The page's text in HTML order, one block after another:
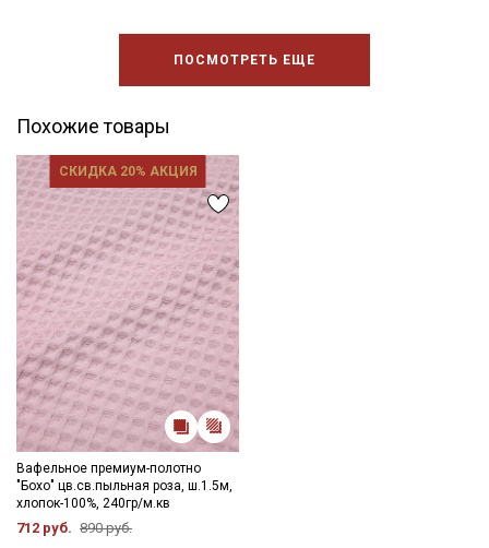
ПОСМОТРЕТЬ ЕЩЕ
Похожие товары
СКИДКА 20% АКЦИЯ
Вафельное премиум-полотно
"Бохо" цв.св.пыльная роза, ш.1.5м,
хлопок-100%, 240гр/м.кв
712 руб. 890 руб.